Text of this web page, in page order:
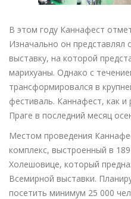
В этом году Каннафест
Изначально он
выставку, на которой
марихуаны. Однако с
трансформировался в
фестиваль. Каннафест, как
Праге в последний месяц
Местом проведения
комплекс, выстроенный в
Холешовице, который
Всемирной выставки.
посетить минимум 25 000